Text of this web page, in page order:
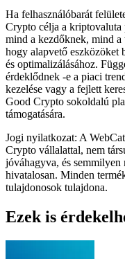
Ha felhasználóbarát
Crypto célja a kriptovaluta
mind a kezdőknek, mind a
hogy alapvető eszközöket
és optimalizálásához.
érdeklődnek -e a piaci
kezelése vagy a fejlett
Good Crypto sokoldalú
támogatására.
Jogi nyilatkozat: A
Crypto vállalattal, nem
jóváhagyva, és
hivatalosan. Minden
tulajdonosok tulajdona.
Ezek is